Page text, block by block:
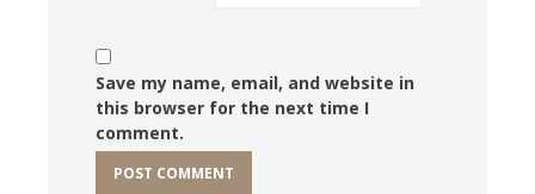
Save my name, email, and website in
this browser for the next time I
comment.